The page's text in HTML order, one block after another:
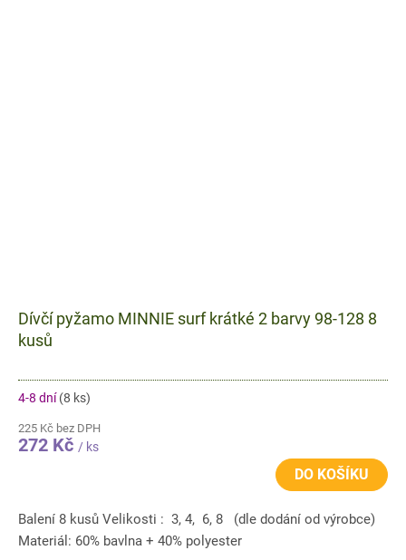
Dívčí pyžamo MINNIE surf krátké 2 barvy 98-128 8
kusů
4-8 dní(8 ks)
225 Kč bez DPH
272 Kč / ks
DO KOŠÍKU
Balení 8 kusů Velikosti : 3, 4, 6, 8 (dle dodání od výrobce)
Materiál: 60% bavlna + 40% polyester